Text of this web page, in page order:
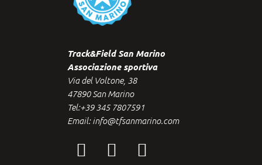
Track&Field San Marino
Associazione sportiva
Via del Voltone, 38
47890 San Marino
Tel:+39 345 7807591
Email: info@tfsanmarino.com